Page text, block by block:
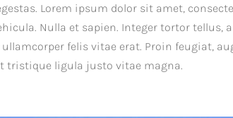
Lorem ipsum dolor sit amet,
Nulla et sapien. Integer tortor tellus,
felis vitae erat. Proin feugiat,
tristique ligula justo vitae magna.